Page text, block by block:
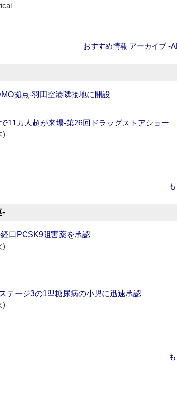
おすすめ情報 アーカイブ
拠点‐羽田空港隣接地に開設
11万人超が来場‐第26回ドラッグストアショー
)
口PCSK9阻害薬を承認
)
テージ3の1型糖尿病の小児に迅速承認
)